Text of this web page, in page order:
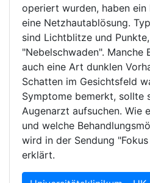
operiert wurden, haben ein
eine Netzhautablösung.
sind Lichtblitze und
"Nebelschwaden". Manche
auch eine Art dunklen
Schatten im Gesichtsfeld
Symptome bemerkt, sollte
Augenarzt aufsuchen. Wie
und welche
wird in der Sendung
erklärt.